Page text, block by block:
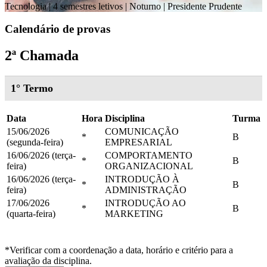
Tecnologia |4 semestres letivos | Noturno | Presidente Prudente
Calendário de provas
2ª Chamada
1° Termo
Data Hora Disciplina
Turma
15/06/2026
(segunda-feira)
*
COMUNICAÇÃO
EMPRESARIAL
B
16/06/2026 (terça-
feira)
*
COMPORTAMENTO
ORGANIZACIONAL
B
16/06/2026 (terça-
feira)
*
INTRODUÇÃO À
ADMINISTRAÇÃO
B
17/06/2026
(quarta-feira)
*
INTRODUÇÃO AO
MARKETING
B
*Verificar com a coordenação a data, horário e critério para a
avaliação da disciplina.